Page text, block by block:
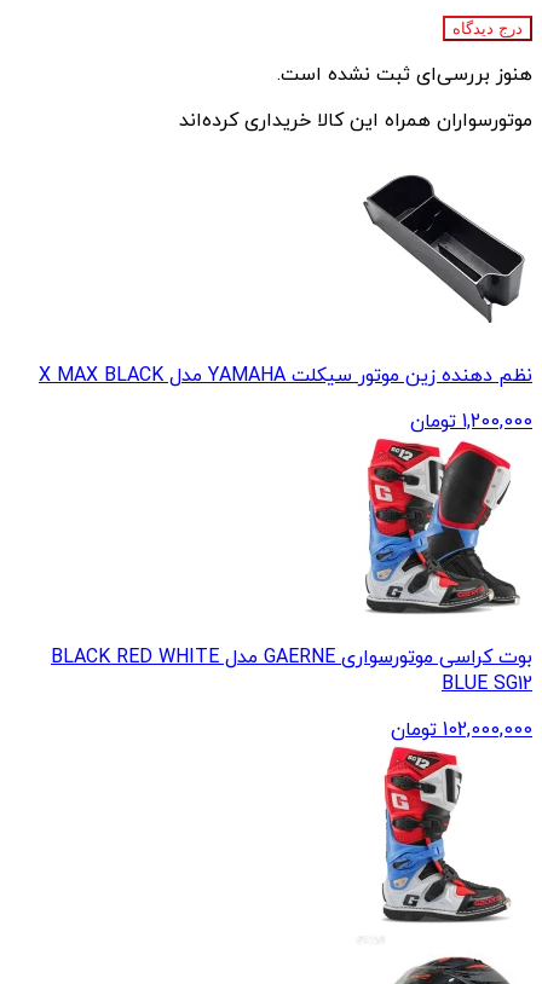
درج دیدگاه
هنوز بررسی‌ای ثبت نشده است.
موتورسواران همراه این کالا خریداری کرده‌اند
نظم دهنده زین موتور سیکلت YAMAHA مدل X MAX BLACK
1,200,000 تومان
بوت کراسی موتورسواری GAERNE مدل BLACK RED WHITE
BLUE SG12
102,000,000 تومان